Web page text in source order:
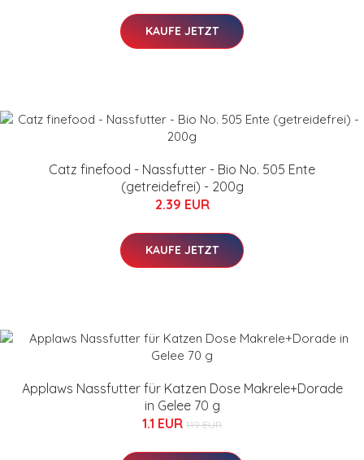
KAUFE JETZT
Catz finefood - Nassfutter - Bio No. 505 Ente
(getreidefrei) - 200g
2.39 EUR
KAUFE JETZT
Applaws Nassfutter für Katzen Dose Makrele+Dorade
in Gelee 70 g
1.1 EUR 1.19 EUR